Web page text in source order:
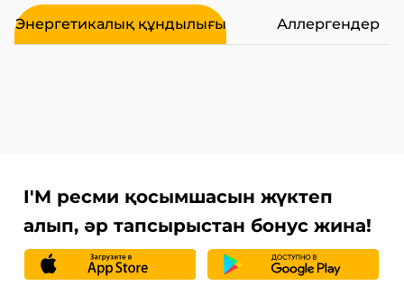
Энергетикалық құндылығы Аллергендер
I'M ресми қосымшасын жүктеп
алып, әр тапсырыстан бонус жина!